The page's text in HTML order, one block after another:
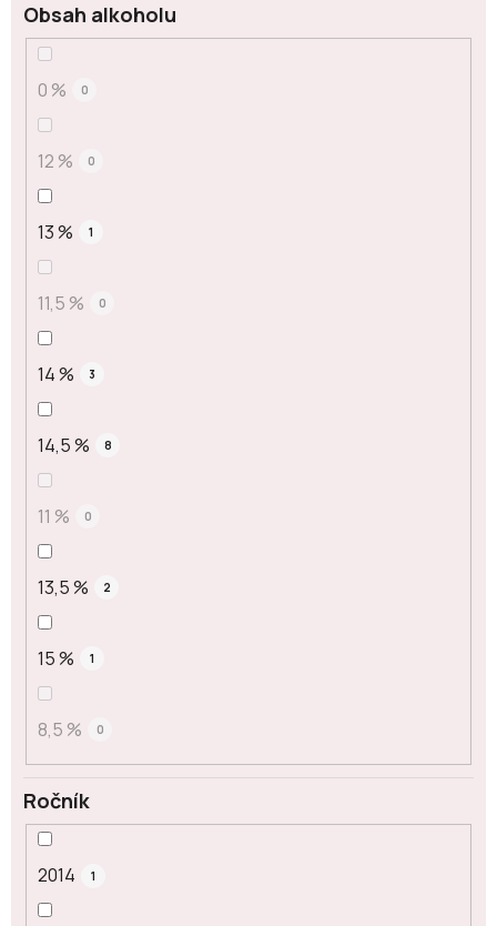
Obsah alkoholu
0 % 0
12 % 0
13 % 1
11,5 % 0
14 % 3
14,5 % 8
11 % 0
13,5 % 2
15 % 1
8,5 % 0
Ročník
2014 1